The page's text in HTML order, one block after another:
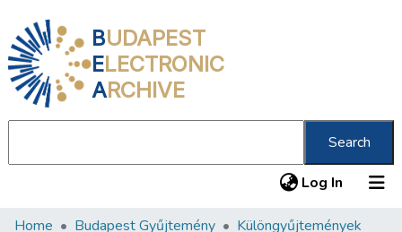
BUDAPEST
ELECTRONIC
ARCHIVE
Search
Log In (current)
Communities & Collections
Home Budapest Gyűjtemény
Különgyűjtemények